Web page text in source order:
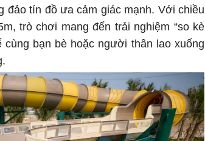
đảo tín đồ ưa cảm giác mạnh. Với chiều
trò chơi mang đến trải nghiệm “so kè
bạn bè hoặc người thân lao xuống